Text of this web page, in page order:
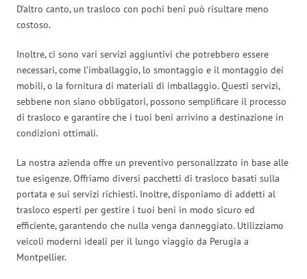
D’altro canto, un trasloco con pochi beni può risultare meno
costoso.
Inoltre, ci sono vari servizi aggiuntivi che potrebbero essere
necessari, come l’imballaggio, lo smontaggio e il montaggio dei
mobili, o la fornitura di materiali di imballaggio. Questi servizi,
sebbene non siano obbligatori, possono semplificare il processo
di trasloco e garantire che i tuoi beni arrivino a destinazione in
condizioni ottimali.
La nostra azienda offre un preventivo personalizzato in base alle
tue esigenze. Offriamo diversi pacchetti di trasloco basati sulla
portata e sui servizi richiesti. Inoltre, disponiamo di addetti al
trasloco esperti per gestire i tuoi beni in modo sicuro ed
efficiente, garantendo che nulla venga danneggiato. Utilizziamo
veicoli moderni ideali per il lungo viaggio da Perugia a
Montpellier.